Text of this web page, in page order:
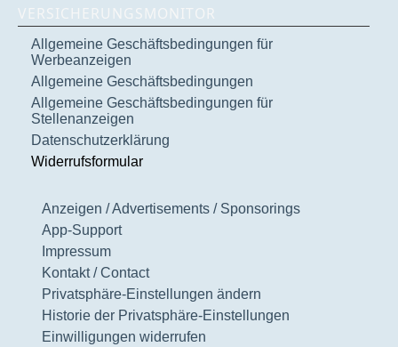
VERSICHERUNGSMONITOR
Allgemeine Geschäftsbedingungen für
Werbeanzeigen
Allgemeine Geschäftsbedingungen
Allgemeine Geschäftsbedingungen für
Stellenanzeigen
Datenschutzerklärung
Widerrufsformular
Anzeigen / Advertisements / Sponsorings
App-Support
Impressum
Kontakt / Contact
Privatsphäre-Einstellungen ändern
Historie der Privatsphäre-Einstellungen
Einwilligungen widerrufen